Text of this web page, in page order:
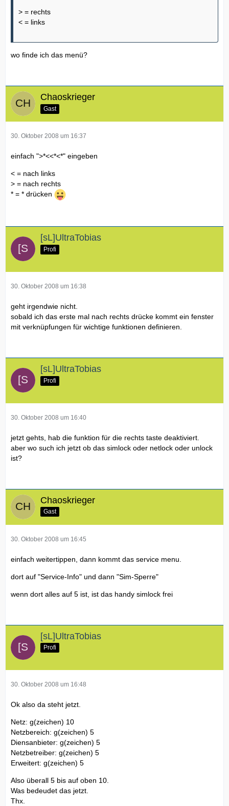
> = rechts
< = links
wo finde ich das menü?
Chaoskrieger
Gast
30. Oktober 2008 um 16:37
einfach ">*<<*<*" eingeben
< = nach links
> = nach rechts
* = * drücken
[sL]UltraTobias
Profi
30. Oktober 2008 um 16:38
geht irgendwie nicht.
sobald ich das erste mal nach rechts drücke kommt ein fenster
mit verknüpfungen für wichtige funktionen definieren.
[sL]UltraTobias
Profi
30. Oktober 2008 um 16:40
jetzt gehts, hab die funktion für die rechts taste deaktiviert.
aber wo such ich jetzt ob das simlock oder netlock oder unlock
ist?
Chaoskrieger
Gast
30. Oktober 2008 um 16:45
einfach weitertippen, dann kommt das service menu.
dort auf "Service-Info" und dann "Sim-Sperre"
wenn dort alles auf 5 ist, ist das handy simlock frei
[sL]UltraTobias
Profi
30. Oktober 2008 um 16:48
Ok also da steht jetzt.
Netz: g(zeichen) 10
Netzbereich: g(zeichen) 5
Diensanbieter: g(zeichen) 5
Netzbetreiber: g(zeichen) 5
Erweitert: g(zeichen) 5
Also überall 5 bis auf oben 10.
Was bedeudet das jetzt.
Thx.